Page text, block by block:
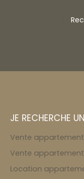
JE RECHERCHE
Vente
Vente appartement
Location